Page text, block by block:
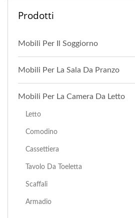
Prodotti
Mobili Per Il Soggiorno
Mobili Per La Sala Da Pranzo
Mobili Per La Camera Da Letto
Letto
Comodino
Cassettiera
Tavolo Da Toeletta
Scaffali
Armadio